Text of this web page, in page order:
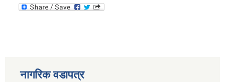
नागरिक वडापत्र